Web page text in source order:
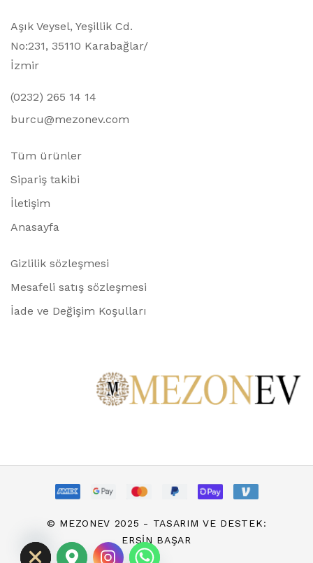
Aşık Veysel, Yeşillik Cd.
No:231, 35110 Karabağlar/
İzmir
(0232) 265 14 14
burcu@mezonev.com
Tüm ürünler
Sipariş takibi
İletişim
Anasayfa
Gizlilik sözleşmesi
Mesafeli satış sözleşmesi
İade ve Değişim Koşulları
© MEZONEV 2025 - TASARIM VE DESTEK:
ERSIN BAŞAR